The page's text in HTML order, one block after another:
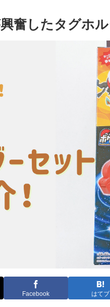
奮したタグホ
Facebook はてブ